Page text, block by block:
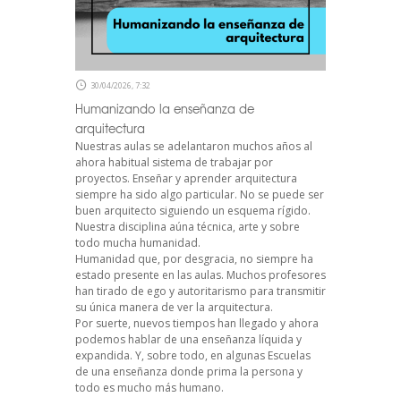
30/04/2026, 7:32
Humanizando la enseñanza de
arquitectura
Nuestras aulas se adelantaron muchos años al
ahora habitual sistema de trabajar por
proyectos. Enseñar y aprender arquitectura
siempre ha sido algo particular. No se puede ser
buen arquitecto siguiendo un esquema rígido.
Nuestra disciplina aúna técnica, arte y sobre
todo mucha humanidad.
Humanidad que, por desgracia, no siempre ha
estado presente en las aulas. Muchos profesores
han tirado de ego y autoritarismo para transmitir
su única manera de ver la arquitectura.
Por suerte, nuevos tiempos han llegado y ahora
podemos hablar de una enseñanza líquida y
expandida. Y, sobre todo, en algunas Escuelas
de una enseñanza donde prima la persona y
todo es mucho más humano.